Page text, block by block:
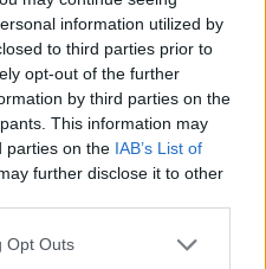
information utilized by
to third parties prior to
opt-out of the further
by third parties on the
This information may
parties on the IAB’s List of
further disclose it to other
Opt Outs
för 2 timmar sedan Projekt
137 svar
för 4 timmar sedaniProjekt
11 svar
6 timmar sedaniProjekt
v6 4motion OEM++
12 svar
för 10 timmar sedan